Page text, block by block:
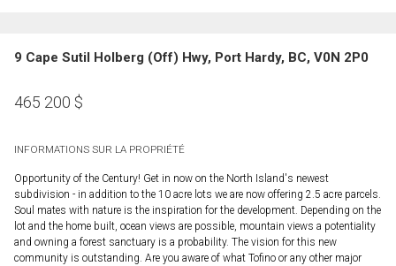
9 Cape Sutil Holberg (Off) Hwy, Port Hardy, BC, V0N 2P0
465 200 $
INFORMATIONS SUR LA PROPRIÉTÉ
Opportunity of the Century! Get in now on the North Island's newest
subdivision - in addition to the 10 acre lots we are now offering 2.5 acre parcels.
Soul mates with nature is the inspiration for the development. Depending on the
lot and the home built, ocean views are possible, mountain views a potentiality
and owning a forest sanctuary is a probability. The vision for this new
community is outstanding. Are you aware of what Tofino or any other major